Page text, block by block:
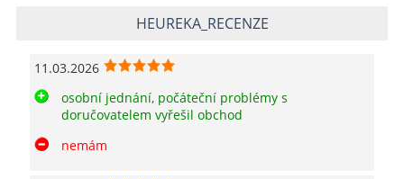
HEUREKA_RECENZE
11.03.2026
osobní jednání, počáteční problémy s
doručovatelem vyřešil obchod
nemám